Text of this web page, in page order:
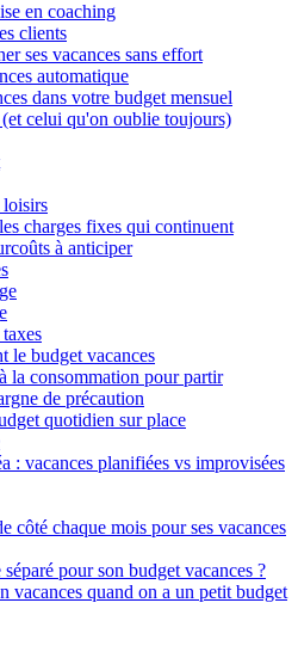
en coaching
clients
ses vacances sans effort
automatique
dans votre budget mensuel
celui qu'on oublie toujours)
loisirs
charges fixes qui continuent
à anticiper
le budget vacances
la consommation pour partir
de précaution
quotidien sur place
: vacances planifiées vs improvisées
côté chaque mois pour ses vacances
pour son budget vacances ?
vacances quand on a un petit budget